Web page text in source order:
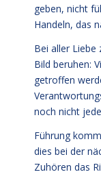
geben, nicht
Handeln, das
Bei aller Liebe
Bild beruhen:
getroffen
noch nicht
Führung
dies bei der
Zuhören das